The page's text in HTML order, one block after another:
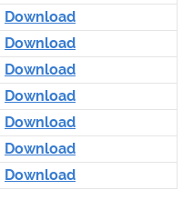
Download
Download
Download
Download
Download
Download
Download